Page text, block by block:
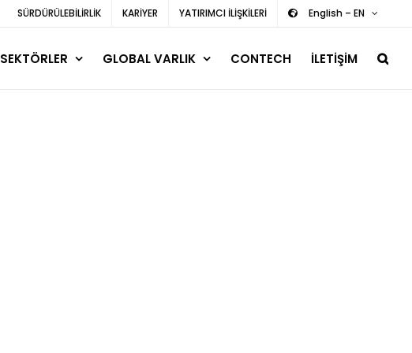
SÜRDÜRÜLEBİLİRLİK KARİYER YATIRIMCI İLİŞKİLERİ English – EN
SEKTÖRLER GLOBAL VARLIK CONTECH İLETİŞİM